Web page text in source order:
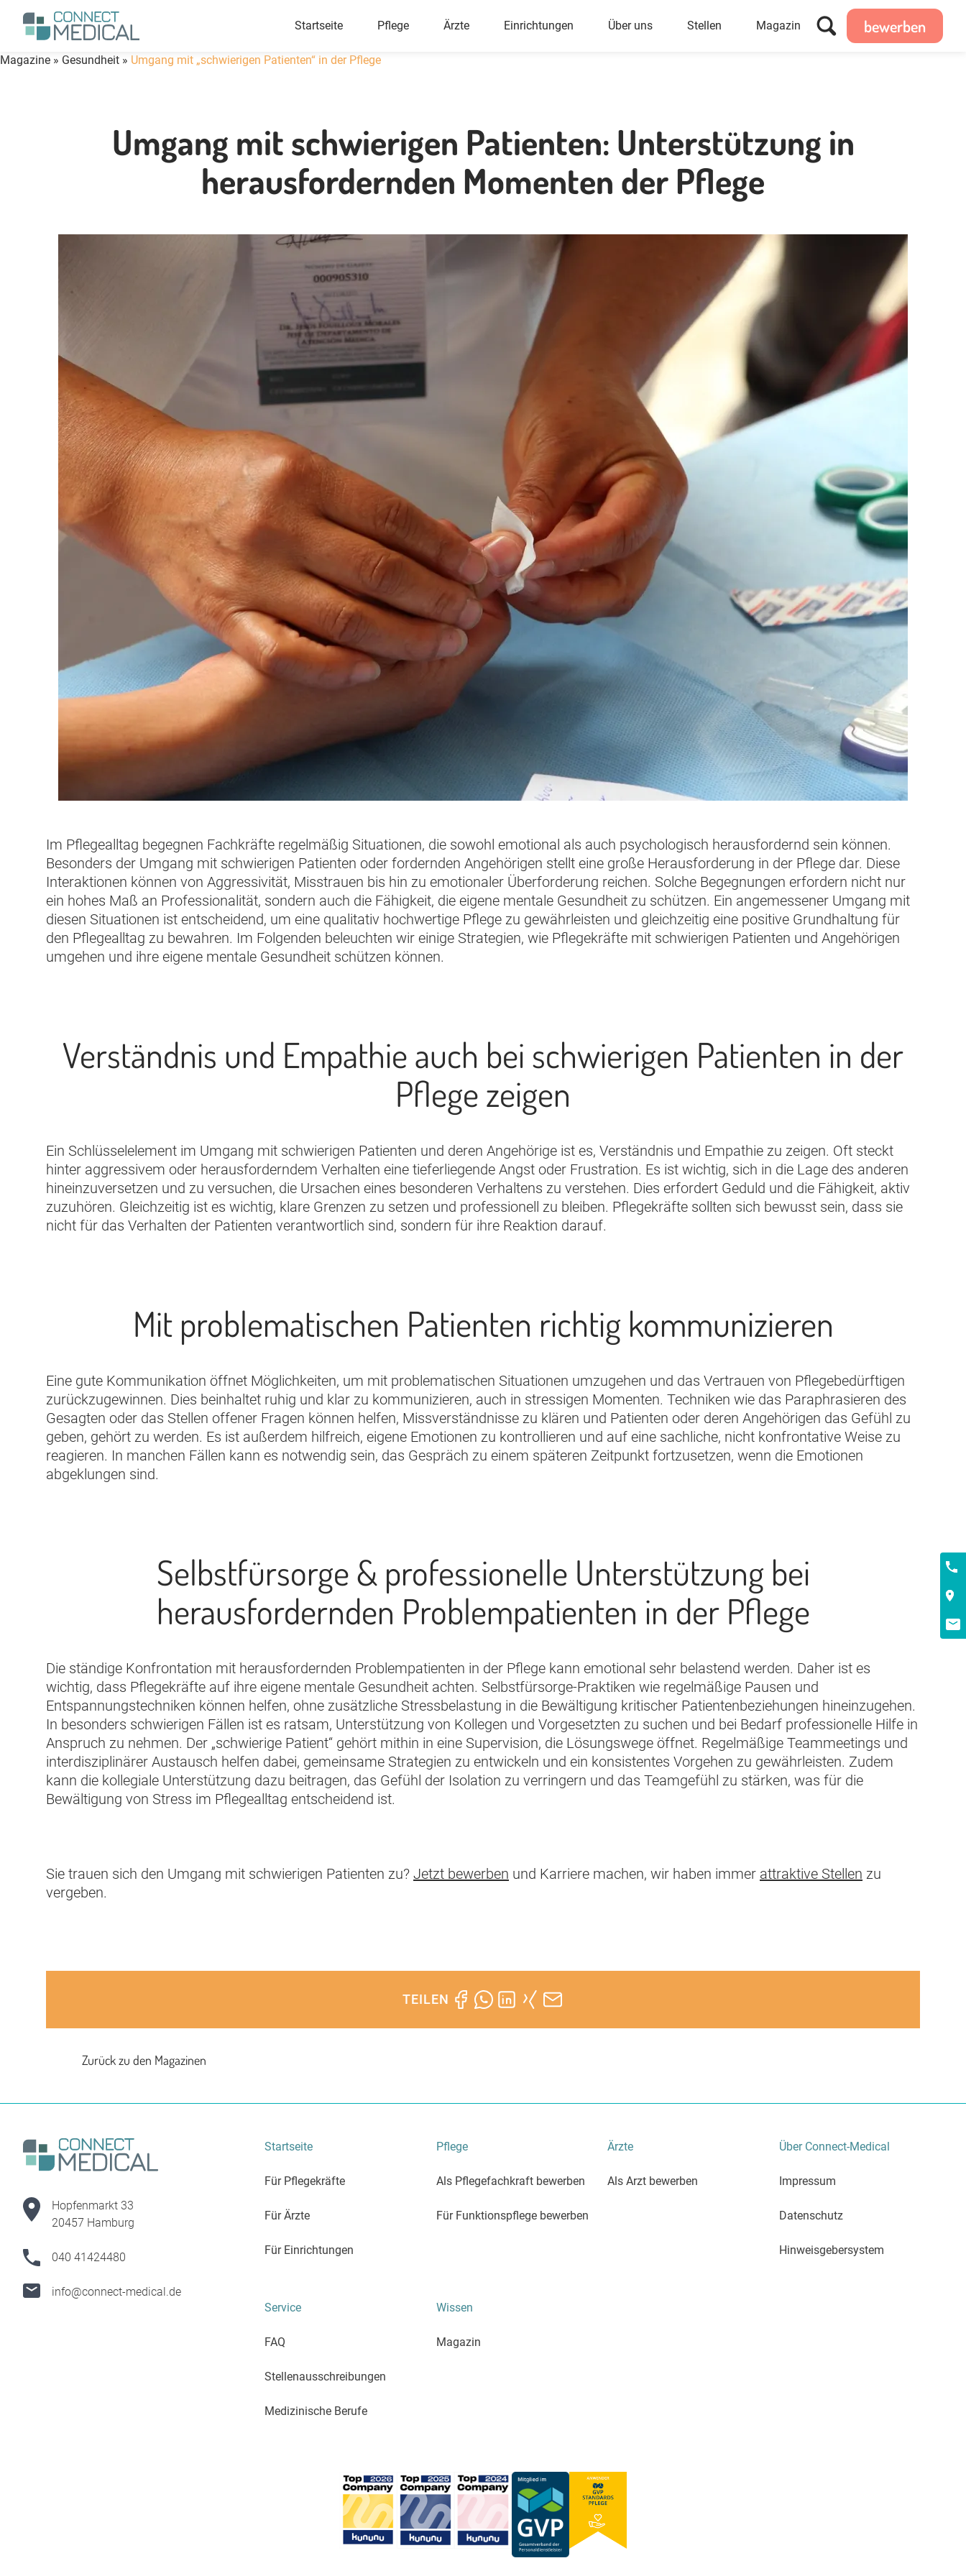
Startseite
Pflege Ärzte Einrichtungen Über uns Stellen Magazin bewerben
Magazine » Gesundheit » Umgang mit „schwierigen Patienten“ in der Pflege
Umgang mit schwierigen Patienten: Unterstützung in
herausfordernden Momenten der Pflege
Im Pflegealltag begegnen Fachkräfte regelmäßig Situationen, die sowohl emotional als auch psychologisch herausfordernd sein können.
Besonders der Umgang mit schwierigen Patienten oder fordernden Angehörigen stellt eine große Herausforderung in der Pflege dar. Diese
Interaktionen können von Aggressivität, Misstrauen bis hin zu emotionaler Überforderung reichen. Solche Begegnungen erfordern nicht nur
ein hohes Maß an Professionalität, sondern auch die Fähigkeit, die eigene mentale Gesundheit zu schützen. Ein angemessener Umgang mit
diesen Situationen ist entscheidend, um eine qualitativ hochwertige Pflege zu gewährleisten und gleichzeitig eine positive Grundhaltung für
den Pflegealltag zu bewahren. Im Folgenden beleuchten wir einige Strategien, wie Pflegekräfte mit schwierigen Patienten und Angehörigen
umgehen und ihre eigene mentale Gesundheit schützen können.
Verständnis und Empathie auch bei schwierigen Patienten in der
Pflege zeigen
Ein Schlüsselelement im Umgang mit schwierigen Patienten und deren Angehörige ist es, Verständnis und Empathie zu zeigen. Oft steckt
hinter aggressivem oder herausforderndem Verhalten eine tieferliegende Angst oder Frustration. Es ist wichtig, sich in die Lage des anderen
hineinzuversetzen und zu versuchen, die Ursachen eines besonderen Verhaltens zu verstehen. Dies erfordert Geduld und die Fähigkeit, aktiv
zuzuhören. Gleichzeitig ist es wichtig, klare Grenzen zu setzen und professionell zu bleiben. Pflegekräfte sollten sich bewusst sein, dass sie
nicht für das Verhalten der Patienten verantwortlich sind, sondern für ihre Reaktion darauf.
Mit problematischen Patienten richtig kommunizieren
Eine gute Kommunikation öffnet Möglichkeiten, um mit problematischen Situationen umzugehen und das Vertrauen von Pflegebedürftigen
zurückzugewinnen. Dies beinhaltet ruhig und klar zu kommunizieren, auch in stressigen Momenten. Techniken wie das Paraphrasieren des
Gesagten oder das Stellen offener Fragen können helfen, Missverständnisse zu klären und Patienten oder deren Angehörigen das Gefühl zu
geben, gehört zu werden. Es ist außerdem hilfreich, eigene Emotionen zu kontrollieren und auf eine sachliche, nicht konfrontative Weise zu
reagieren. In manchen Fällen kann es notwendig sein, das Gespräch zu einem späteren Zeitpunkt fortzusetzen, wenn die Emotionen
abgeklungen sind.
Selbstfürsorge & professionelle Unterstützung bei
herausfordernden Problempatienten in der Pflege
Die ständige Konfrontation mit herausfordernden Problempatienten in der Pflege kann emotional sehr belastend werden. Daher ist es
wichtig, dass Pflegekräfte auf ihre eigene mentale Gesundheit achten. Selbstfürsorge-Praktiken wie regelmäßige Pausen und
Entspannungstechniken können helfen, ohne zusätzliche Stressbelastung in die Bewältigung kritischer Patientenbeziehungen hineinzugehen.
In besonders schwierigen Fällen ist es ratsam, Unterstützung von Kollegen und Vorgesetzten zu suchen und bei Bedarf professionelle Hilfe in
Anspruch zu nehmen. Der „schwierige Patient“ gehört mithin in eine Supervision, die Lösungswege öffnet. Regelmäßige Teammeetings und
interdisziplinärer Austausch helfen dabei, gemeinsame Strategien zu entwickeln und ein konsistentes Vorgehen zu gewährleisten. Zudem
kann die kollegiale Unterstützung dazu beitragen, das Gefühl der Isolation zu verringern und das Teamgefühl zu stärken, was für die
Bewältigung von Stress im Pflegealltag entscheidend ist.
Sie trauen sich den Umgang mit schwierigen Patienten zu? Jetzt bewerben und Karriere machen, wir haben immer attraktive Stellen zu
vergeben.
TEILEN
Zurück zu den Magazinen
Hopfenmarkt 33
20457 Hamburg
040 41424480
info@connect-medical.de
Startseite
Für Pflegekräfte
Für Ärzte
Für Einrichtungen
Pflege
Als Pflegefachkraft bewerben
Für Funktionspflege bewerben
Ärzte
Als Arzt bewerben
Über Connect-Medical
Impressum
Datenschutz
Hinweisgebersystem
Service
FAQ
Stellenausschreibungen
Medizinische Berufe
Wissen
Magazin